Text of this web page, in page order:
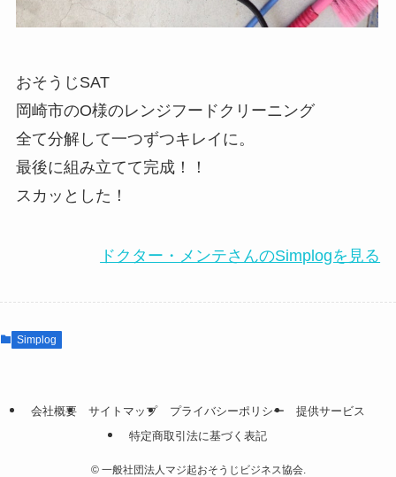
おそうじSAT
岡崎市のO様のレンジフードクリーニング
全て分解して一つずつキレイに。
最後に組み立てて完成！！
スカッとした！
ドクター・メンテさんのSimplogを見る
Simplog
会社概要 サイトマップ プライバシーポリシー
提供サービス
特定商取引法に基づく表記
©一般社団法人マジ起おそうじビジネス協会.